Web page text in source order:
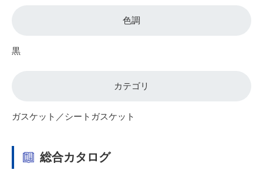
色調
黒
カテゴリ
ガスケット／シートガスケット
総合カタログ